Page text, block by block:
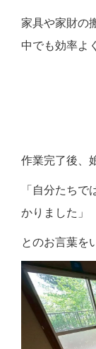
家具や家財の
中でも効率よ
作業完了後、
「自分たち
かりました」
とのお言葉を